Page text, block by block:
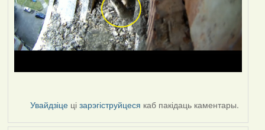
Увайдзіце цізарэгіструйцеся каб пакідаць каментары.